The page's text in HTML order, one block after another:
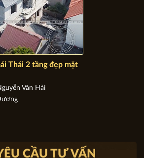
Thái 2 tầng đẹp mặt tiền 11m